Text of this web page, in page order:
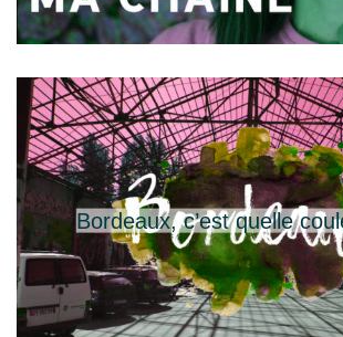
Bordeaux, c’est quelle